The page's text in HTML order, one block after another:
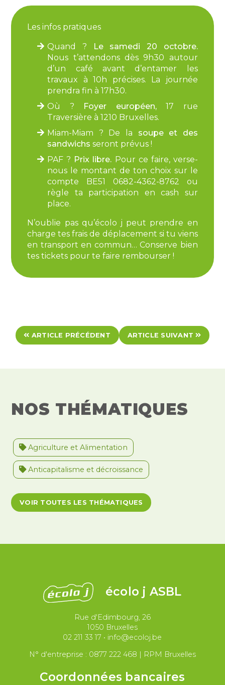
Les infos pratiques
Quand ?
Le samedi 20 octobre.
Nous t’attendons dès 9h30 autour
d’un café avant d’entamer les
travaux à 10h précises. La journée
prendra fin à 17h30.
Où ? Foyer européen,17 rue
Traversière à 1210 Bruxelles.
Miam-Miam ? De la soupe et des
sandwichs seront prévus !
PAF ? Prix libre. Pour ce faire, verse-
nous le montant de ton choix sur le
compte BE51 0682-4362-8762 ou
règle ta participation en cash sur
place.
N’oublie pas qu’écolo j peut prendre en
charge tes frais de déplacement si tu viens
en transport en commun… Conserve bien
tes tickets pour te faire rembourser !
ARTICLE PRÉCÉDENT ARTICLE SUIVANT
NOS THÉMATIQUES
Agriculture et Alimentation
Anticapitalisme et décroissance
Antiracisme et décolonisation
Antivalidisme Climat et environnement
Justice et violences policières
Migrations et asile
Paix et droit international
VOIR TOUTES LES THÉMATIQUES
écolo j ASBL
Rue d'Edimbourg, 26
1050 Bruxelles
02 211 33 17 • info@ecoloj.be
N° d'entreprise : 0877 222 468 | RPM Bruxelles
Coordonnées bancaires